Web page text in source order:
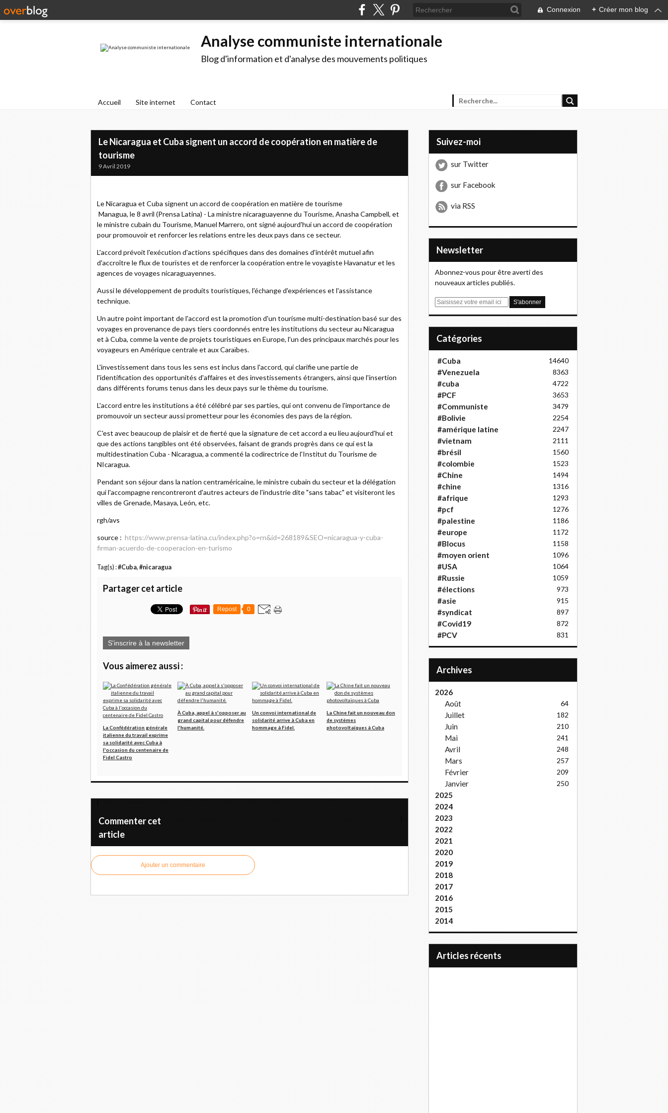
Connexion + Créer mon blog
Analyse communiste internationale
Blog d'information et d'analyse des mouvements politiques
Accueil Site internet Contact
Le Nicaragua et Cuba signent un accord de coopération en matière de
tourisme
9 Avril 2019
Le Nicaragua et Cuba signent un accord de coopération en matière de tourisme
Managua, le 8 avril (Prensa Latina) - La ministre nicaraguayenne du Tourisme, Anasha Campbell, et
le ministre cubain du Tourisme, Manuel Marrero, ont signé aujourd'hui un accord de coopération
pour promouvoir et renforcer les relations entre les deux pays dans ce secteur.
L'accord prévoit l'exécution d'actions spécifiques dans des domaines d'intérêt mutuel afin
d'accroître le flux de touristes et de renforcer la coopération entre le voyagiste Havanatur et les
agences de voyages nicaraguayennes.
Aussi le développement de produits touristiques, l'échange d'expériences et l'assistance
technique.
Un autre point important de l'accord est la promotion d'un tourisme multi-destination basé sur des
voyages en provenance de pays tiers coordonnés entre les institutions du secteur au Nicaragua
et à Cuba, comme la vente de projets touristiques en Europe, l'un des principaux marchés pour les
voyageurs en Amérique centrale et aux Caraïbes.
L'investissement dans tous les sens est inclus dans l'accord, qui clarifie une partie de
l'identification des opportunités d'affaires et des investissements étrangers, ainsi que l'insertion
dans différents forums tenus dans les deux pays sur le thème du tourisme.
L'accord entre les institutions a été célébré par ses parties, qui ont convenu de l'importance de
promouvoir un secteur aussi prometteur pour les économies des pays de la région.
C'est avec beaucoup de plaisir et de fierté que la signature de cet accord a eu lieu aujourd'hui et
que des actions tangibles ont été observées, faisant de grands progrès dans ce qui est la
multidestination Cuba - Nicaragua, a commenté la codirectrice de l'Institut du Tourisme de
NIcaragua.
Pendant son séjour dans la nation centraméricaine, le ministre cubain du secteur et la délégation
qui l'accompagne rencontreront d'autres acteurs de l'industrie dite "sans tabac" et visiteront les
villes de Grenade, Masaya, León, etc.
rgh/avs
source : https://www.prensa-latina.cu/index.php?o=rn&id=268189&SEO=nicaragua-y-cuba-
firman-acuerdo-de-cooperacion-en-turismo
Tag(s) :#Cuba, #nicaragua
Partager cet article
Repost 0
S'inscrire à la newsletter
Vous aimerez aussi :
La Confédération générale
italienne du travail exprime
sa solidarité avec Cuba à
l'occasion du centenaire de
Fidel Castro
À Cuba, appel à s'opposer au
grand capital pour défendre
l'humanité.
Un convoi international de
solidarité arrive à Cuba en
hommage à Fidel.
La Chine fait un nouveau don
de systèmes
photovoltaïques à Cuba
Commenter cet
article
Ajouter un commentaire
Suivez-moi
sur Twitter
sur Facebook
via RSS
Newsletter
Abonnez-vous pour être averti des
nouveaux articles publiés.
E
Catégories
#Cuba 14640
#Venezuela 8363
#cuba 4722
#PCF 3653
#Communiste 3479
#Bolivie 2254
#amérique latine 2247
#vietnam 2111
#brésil 1560
#colombie 1523
#Chine 1494
#chine 1316
#afrique 1293
#pcf 1276
#palestine 1186
#europe 1172
#Blocus 1158
#moyen orient 1096
#USA 1064
#Russie 1059
#élections 973
#asie 915
#syndicat 897
#Covid19 872
#PCV 831
Archives
2026
Août
64
Juillet 182
Juin 210
Mai 241
Avril 248
Mars 257
Février 209
Janvier 250
2025
2024
2023
2022
2021
2020
2019
2018
2017
2016
2015
2014
articles récents